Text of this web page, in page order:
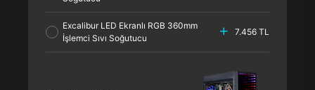
Excalibur LED Ekranlı RGB 360mm
İşlemci Sıvı Soğutucu
7.456 TL